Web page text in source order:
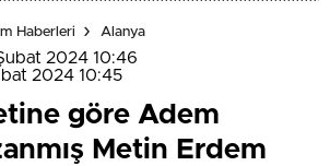
Haberleri Alanya
2024 10:46
2024 10:45
göre Adem
Metin Erdem